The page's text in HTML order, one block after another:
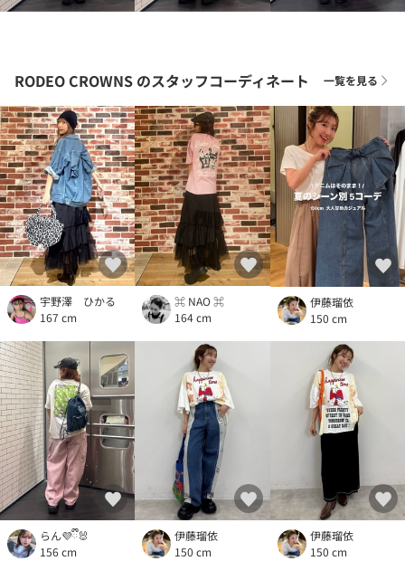
RODEO CROWNS のスタッフコーディネート 一覧を見る
宇野澤 ひかる
167 cm
⌘ NAO ⌘
164 cm
伊藤瑠依
150 cm
らん💜ྀི🐰
156 cm
伊藤瑠依
150 cm
伊藤瑠依
150 cm